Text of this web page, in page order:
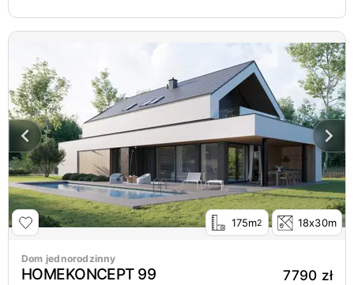
175m2 18x30m
Dom jednorodzinny
HOMEKONCEPT 99 7790 zł